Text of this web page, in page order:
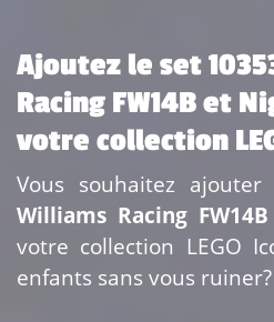
Ajoutez le set
Racing FW14B et
votre collection
Vous souhaitez ajouter
Williams Racing
votre collection LEGO
enfants sans vous ruiner?